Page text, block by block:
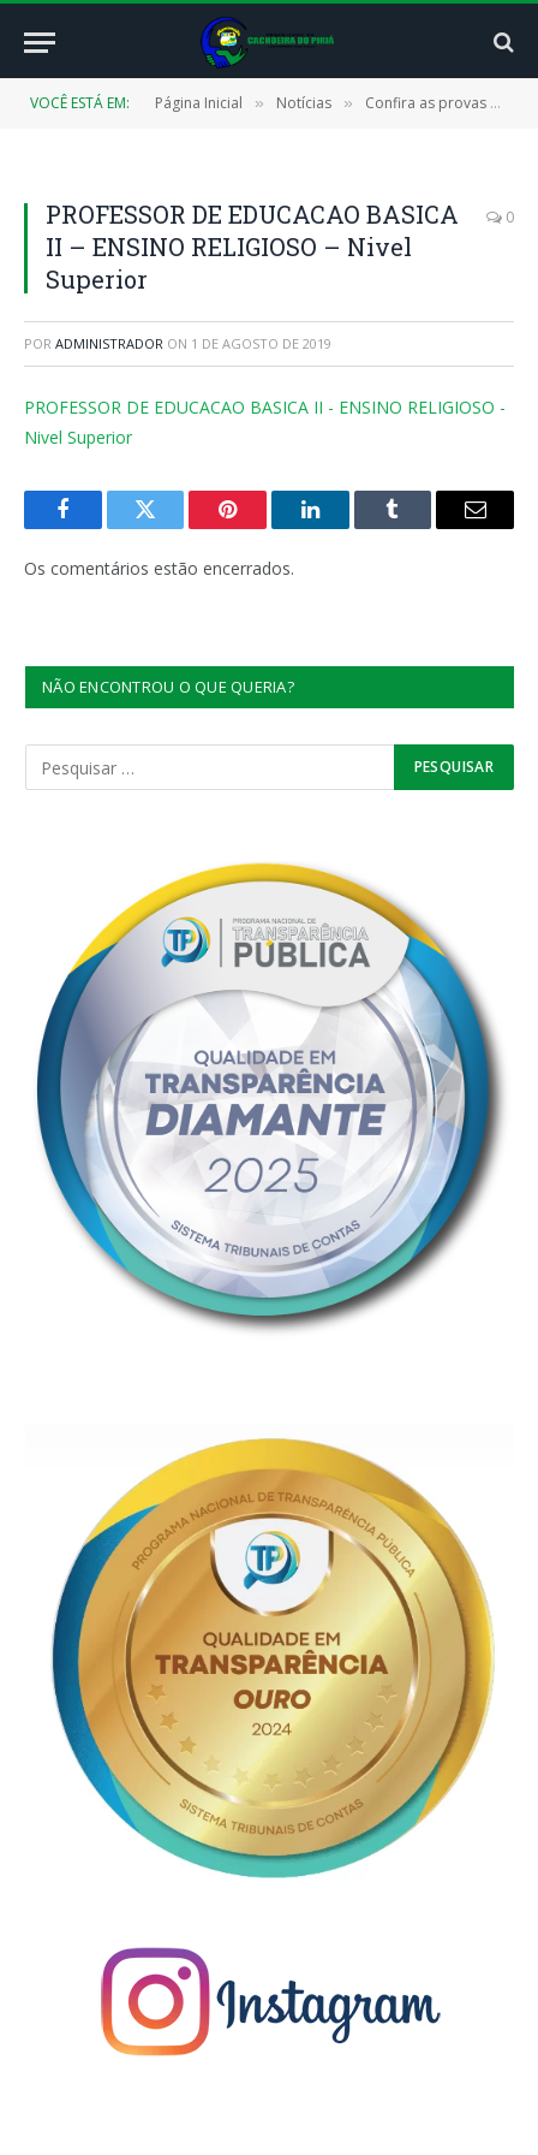
VOCÊ ESTÁ EM: Página Inicial » Notícias » Confira as provas de cada cargo do Concurso Público de Cachoeira do Piriá
PROFESSOR DE EDUCACAO BASICA
II – ENSINO RELIGIOSO – Nivel
Superior
0
POR ADMINISTRADOR ON 1 DE AGOSTO DE 2019
PROFESSOR DE EDUCACAO BASICA II - ENSINO RELIGIOSO -
Nivel Superior
FacebookTwitter Pinterest LinkedInTumblr
E-
Os comentários estão encerrados.
NÃO ENCONTROU O QUE QUERIA?